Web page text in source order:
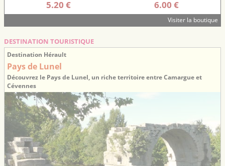
5.20 € 6.00 €
Visiter la boutique
DESTINATION TOURISTIQUE
Destination Hérault
Pays de Lunel
Découvrez le Pays de Lunel, un riche territoire entre Camargue et
Cévennes